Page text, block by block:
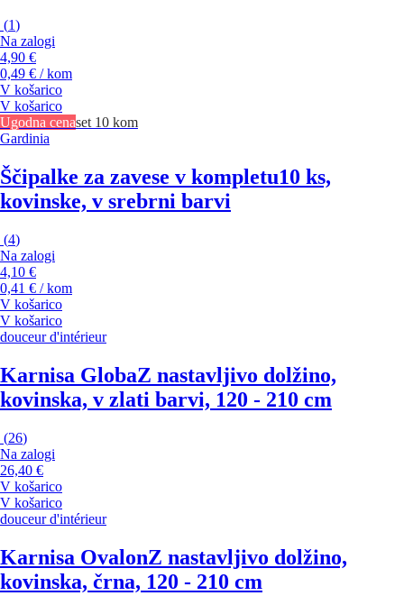
(1)
Na zalogi
4,90 €
0,49 € / kom
V košarico
V košarico
Ugodna cenaset 10 kom
Gardinia
Ščipalke za zavese v kompletu10 ks,
kovinske, v srebrni barvi
(4)
Na zalogi
4,10 €
0,41 € / kom
V košarico
V košarico
douceur d'intérieur
Karnisa GlobaZ nastavljivo dolžino,
kovinska, v zlati barvi, 120 - 210 cm
(26)
Na zalogi
26,40 €
V košarico
V košarico
douceur d'intérieur
Karnisa OvalonZ nastavljivo dolžino,
kovinska, črna, 120 - 210 cm